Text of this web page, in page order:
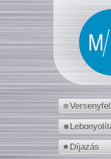
Díjazás